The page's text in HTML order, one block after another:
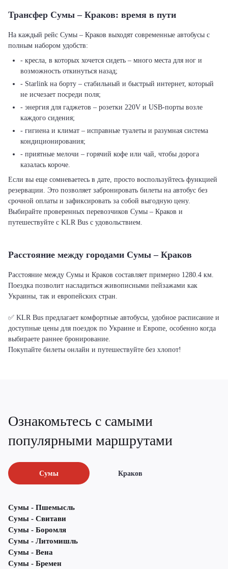
Трансфер Сумы – Краков: время в пути
На каждый рейс Сумы – Краков выходят современные автобусы с
полным набором удобств:
- кресла, в которых хочется сидеть – много места для ног и
возможность откинуться назад;
- Starlink на борту – стабильный и быстрый интернет, который
не исчезает посреди поля;
- энергия для гаджетов – розетки 220V и USB-порты возле
каждого сидения;
- гигиена и климат – исправные туалеты и разумная система
кондиционирования;
- приятные мелочи – горячий кофе или чай, чтобы дорога
казалась короче.
Если вы еще сомневаетесь в дате, просто воспользуйтесь функцией
резервации. Это позволяет забронировать билеты на автобус без
срочной оплаты и зафиксировать за собой выгодную цену.
Выбирайте проверенных перевозчиков Сумы – Краков и
путешествуйте с KLR Bus с удовольствием.
Расстояние между городами Сумы – Краков
Расстояние между Сумы и Краков составляет примерно 1280.4 км.
Поездка позволит насладиться живописными пейзажами как
Украины, так и европейских стран.
✅ KLR Bus предлагает комфортные автобусы, удобное расписание и
доступные цены для поездок по Украине и Европе, особенно когда
выбираете раннее бронирование.
Покупайте билеты онлайн и путешествуйте без хлопот!
Ознакомьтесь с самыми
популярными маршрутами
Сумы Краков
Сумы - Пшемысль
Сумы - Свитави
Сумы - Боромля
Сумы - Литомишль
Сумы - Вена
Сумы - Бремен